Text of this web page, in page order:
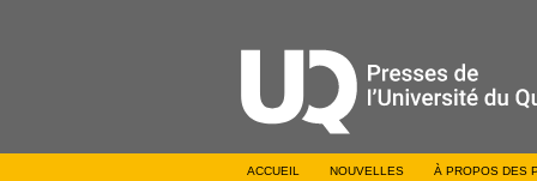
ACCUEIL NOUVELLES À PROPOS DES